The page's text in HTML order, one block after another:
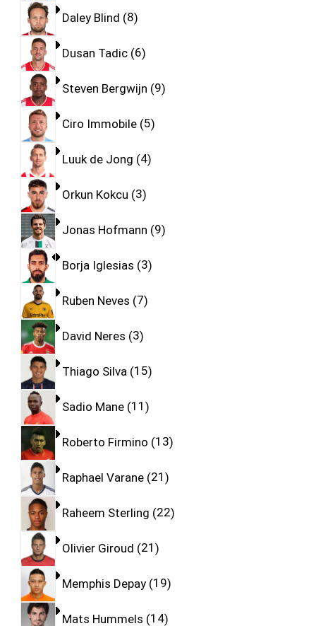
Daley Blind 8
Dusan Tadic 6
Steven Bergwijn 9
Ciro Immobile 5
Luuk de Jong 4
Orkun Kokcu 3
Jonas Hofmann 9
Borja Iglesias 3
Ruben Neves 7
David Neres 3
Thiago Silva 15
Sadio Mane 11
Roberto Firmino 13
Raphael Varane 21
Raheem Sterling 22
Olivier Giroud 21
Memphis Depay 19
Mats Hummels 14